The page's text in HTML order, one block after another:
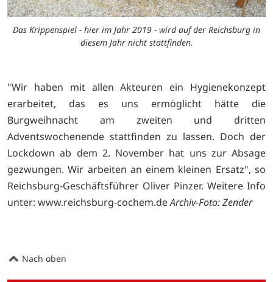
Das Krippenspiel - hier im Jahr 2019 - wird auf der Reichsburg in
diesem Jahr nicht stattfinden.
"Wir haben mit allen Akteuren ein Hygienekonzept
erarbeitet, das es uns ermöglicht hätte die
Burgweihnacht am zweiten und dritten
Adventswochenende stattfinden zu lassen. Doch der
Lockdown ab dem 2. November hat uns zur Absage
gezwungen. Wir arbeiten an einem kleinen Ersatz", so
Reichsburg-Geschäftsführer Oliver Pinzer. Weitere Info
unter: www.reichsburg-cochem.deArchiv-Foto: Zender
Nach oben